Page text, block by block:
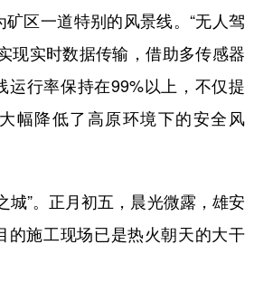
矿区一道特别的风景线。“无人驾
现实时数据传输，借助多传感器
运行率保持在99%以上，不仅提
幅降低了高原环境下的安全风
”。正月初五，晨光微露，雄安
的施工现场已是热火朝天的大干